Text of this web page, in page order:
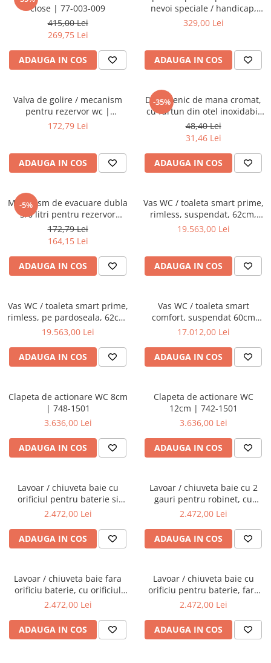
Baterii lavoar montare pe tavan
Baterii pentru bideu
Robinete baie
Robinete coltar
Robinete de trecere
close | 77-003-009
415,00 Lei
269,75 Lei
ADAUGA IN COS
nevoi speciale / handicap,
duroplast, crossbar cu
329,00 Lei
ADAUGA IN COS
Valva de golire / mecanism
pentru rezervor wc |
436439YP
172,79 Lei
ADAUGA IN COS
-35%
Dus igienic de mana cromat,
cu furtun din otel inoxidabil
120cm, cap rotativ, buton
actionare pe partea inferioara
| 3029
48,40 Lei
31,46 Lei
ADAUGA IN COS
-5%
Mecanism de evacuare dubla
3/6 litri pentru rezervor
incastrat VitrA, compatibil cu
suport dreptunghiular |
436868YP
172,79 Lei
164,15 Lei
ADAUGA IN COS
Vas WC / toaleta smart prime,
rimless, suspendat, 62cm,
fixare ascunsa | 7231B403-
19.563,00 Lei
ADAUGA IN COS
Vas WC / toaleta smart prime,
rimless, pe pardoseala, 62cm,
cu iesire universala |
19.563,00 Lei
ADAUGA IN COS
Vas WC / toaleta smart
comfort, suspendat 60cm
fixare ascunsa | 5674B403-
17.012,00 Lei
ADAUGA IN COS
Clapeta de actionare WC 8cm
| 748-1501
3.636,00 Lei
ADAUGA IN COS
Clapeta de actionare WC
12cm | 742-1501
3.636,00 Lei
ADAUGA IN COS
Lavoar / chiuveta baie cu
orificiul pentru baterie si
preaplin, 40cm | 7317B403-
2.472,00 Lei
ADAUGA IN COS
Lavoar / chiuveta baie cu 2
gauri pentru robinet, cu
orificiul preaplin, 40cm |
2.472,00 Lei
ADAUGA IN COS
Lavoar / chiuveta baie fara
orificiu baterie, cu orificiul
preaplin, 40cm | 7317B403-
2.472,00 Lei
ADAUGA IN COS
Lavoar / chiuveta baie cu
orificiu pentru baterie, fara
orificiul preaplin, 40cm |
2.472,00 Lei
ADAUGA IN COS